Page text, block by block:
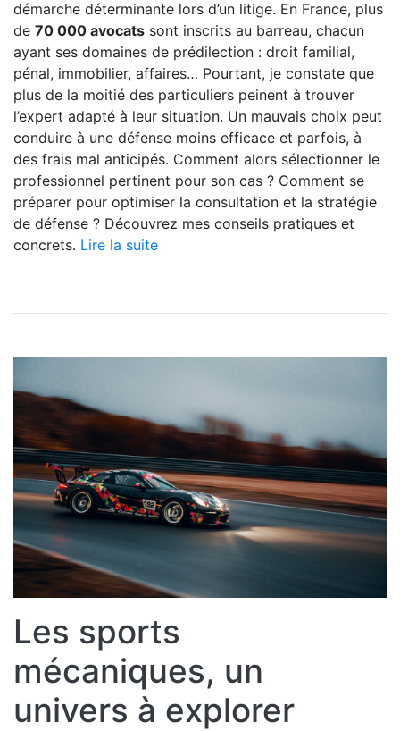
démarche déterminante lors d’un litige. En France, plus
de 70 000 avocats sont inscrits au barreau, chacun
ayant ses domaines de prédilection : droit familial,
pénal, immobilier, affaires… Pourtant, je constate que
plus de la moitié des particuliers peinent à trouver
l’expert adapté à leur situation. Un mauvais choix peut
conduire à une défense moins efficace et parfois, à
des frais mal anticipés. Comment alors sélectionner le
professionnel pertinent pour son cas ? Comment se
préparer pour optimiser la consultation et la stratégie
de défense ? Découvrez mes conseils pratiques et
concrets. Lire la suite
Les sports
mécaniques, un
univers à explorer